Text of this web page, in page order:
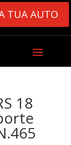
TUA AUTO
18